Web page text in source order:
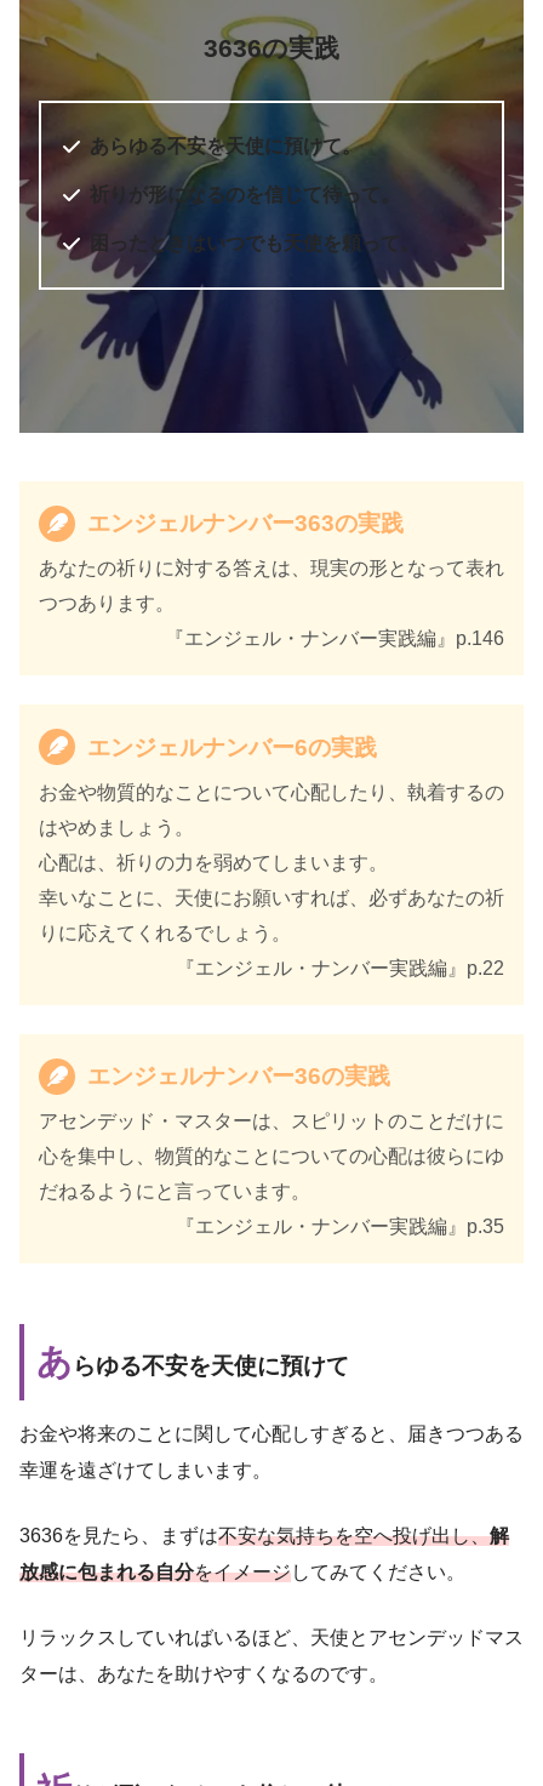
3636の実践
あらゆる不安を天使に預けて。
祈りが形になるのを信じて待って。
困ったときはいつでも天使を頼って。
エンジェルナンバー363の実践
あなたの祈りに対する答えは、現実の形となって表れ
つつあります。
『エンジェル・ナンバー実践編』p.146
エンジェルナンバー6の実践
お金や物質的なことについて心配したり、執着するの
はやめましょう。
心配は、祈りの力を弱めてしまいます。
幸いなことに、天使にお願いすれば、必ずあなたの祈
りに応えてくれるでしょう。
『エンジェル・ナンバー実践編』p.22
エンジェルナンバー36の実践
アセンデッド・マスターは、スピリットのことだけに
心を集中し、物質的なことについての心配は彼らにゆ
だねるようにと言っています。
『エンジェル・ナンバー実践編』p.35
あ らゆる不安を天使に預けて
お金や将来のことに関して心配しすぎると、届きつつある
幸運を遠ざけてしまいます。
3636を見たら、まずは不安な気持ちを空へ投げ出し、解
放感に包まれる自分をイメージしてみてください。
リラックスしていればいるほど、天使とアセンデッドマス
ターは、あなたを助けやすくなるのです。